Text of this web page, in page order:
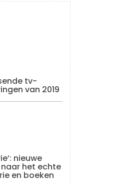
tv-
van 2019
nieuwe
het echte
en boeken